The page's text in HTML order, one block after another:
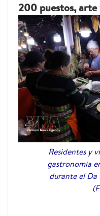
200 puestos, arte
Residentes y
gastronomía
durante el Da